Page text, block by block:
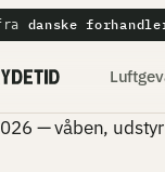
danske
— våben,